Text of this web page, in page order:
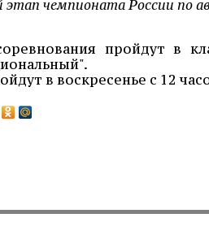
чемпионата России по
пройдут в
в воскресенье с 12